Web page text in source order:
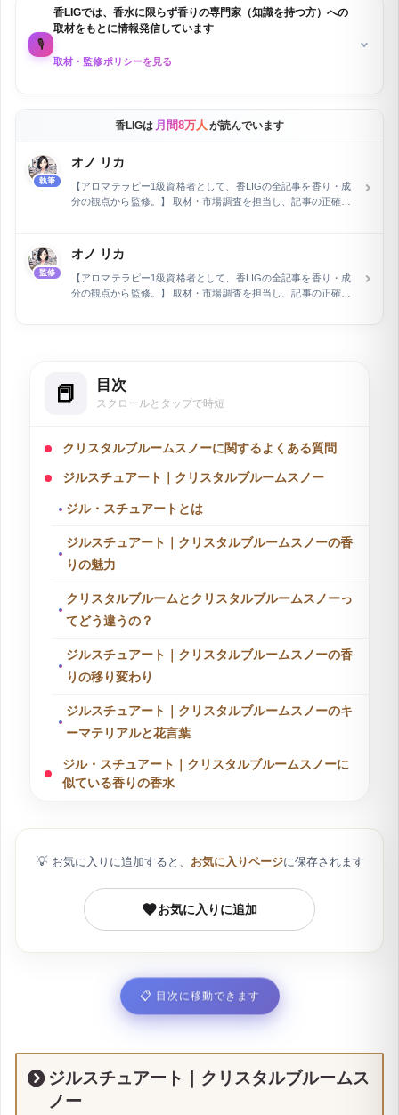
🎙️
香LIGでは、香水に限らず香りの専門家（知識を持つ方）への
取材をもとに情報発信しています
取材・監修ポリシーを見る
香LIGは 月間8万人 が読んでいます
執筆
オノ リカ
【アロマテラピー1級資格者として、香LIGの全記事を香り・成
分の観点から監修。】 取材・市場調査を担当し、記事の正確性
の専門家として活動。長野県在住で、現在は自身で運営するEC
ショップの管理と同時に、air Inc.で市場調査を担当していま
す。特に、企業メディアの記事執筆とメディア運営を行い、開
設2ヶ月で予約数を2倍に増加させるなど、デジタルマーケティ
監修
オノ リカ
【アロマテラピー1級資格者として、香LIGの全記事を香り・成
分の観点から監修。】 取材・市場調査を担当し、記事の正確性
設2ヶ月で予約数を2倍に増加させるなど、デジタルマーケティ
ングにおける顕著な実績を持ちます。
目次
スクロールとタップで時短
クリスタルブルームスノーに関するよくある質問
ジルスチュアート｜クリスタルブルームスノー
ジル・スチュアートとは
ジルスチュアート｜クリスタルブルームスノーの香
りの魅力
クリスタルブルームとクリスタルブルームスノーっ
てどう違うの？
ジルスチュアート｜クリスタルブルームスノーの香
りの移り変わり
ジルスチュアート｜クリスタルブルームスノーのキ
ーマテリアルと花言葉
ジル・スチュアート｜クリスタルブルームスノーに
似ている香りの香水
ジルスチュアート｜クリスタルブルームスノーをす
れ違った時にふわりと香る付け方
ジル・スチュアート｜クリスタルブルームスノーを
つけた印象って？
代別選んだ理由
ジル・スチュアート｜クリスタルブルームスノー年
ジルスチュアート｜クリスタルブルームスノーの商
💡 お気に入りに追加すると、 お気に入りページに保存されます
お気に入りに追加
📋 目次に移動できます
ジルスチュアート｜クリスタルブルームス
ノー